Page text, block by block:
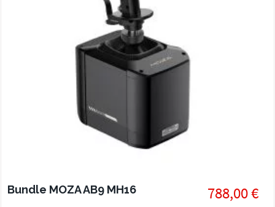
Bundle MOZA AB9 MH16 788,00 €